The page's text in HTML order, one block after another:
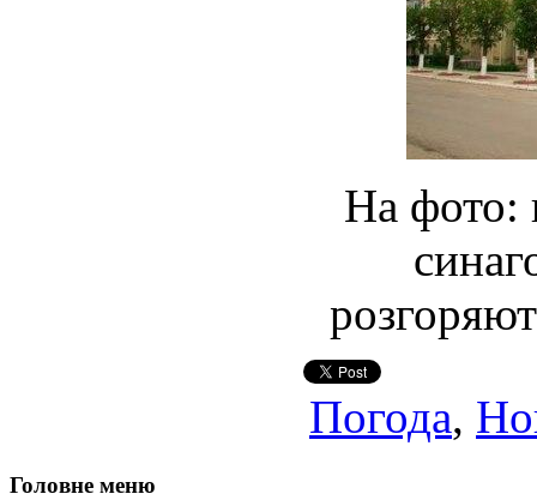
На фото:
Погода,
Головне меню